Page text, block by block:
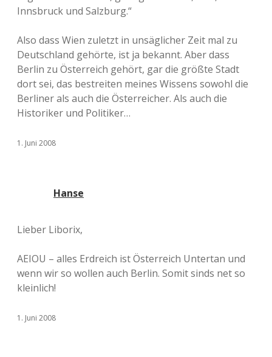
Innsbruck und Salzburg.“
Also dass Wien zuletzt in unsäglicher Zeit mal zu
Deutschland gehörte, ist ja bekannt. Aber dass
Berlin zu Österreich gehört, gar die größte Stadt
dort sei, das bestreiten meines Wissens sowohl die
Berliner als auch die Österreicher. Als auch die
Historiker und Politiker…
1. Juni 2008
Hanse
Lieber Liborix,
AEIOU – alles Erdreich ist Österreich Untertan und
wenn wir so wollen auch Berlin. Somit sinds net so
kleinlich!
1. Juni 2008